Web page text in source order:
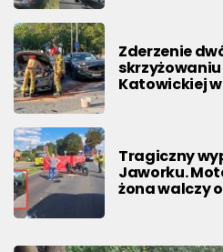
Zderzenie
skrzyżowaniu
Katowickiej
Tragiczny
Jaworku.
żona walczy